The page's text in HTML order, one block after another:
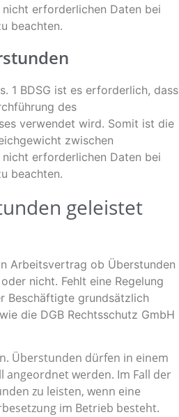
erforderlichen Daten bei
beachten.
1 BDSG ist es erforderlich, dass
des
verwendet wird. Somit ist die
zwischen
erforderlichen Daten bei
beachten.
geleistet
Arbeitsvertrag ob Überstunden
nicht. Fehlt eine Regelung
Beschäftigte grundsätzlich
die DGB Rechtsschutz GmbH
Überstunden dürfen in einem
werden. Im Fall der
zu leisten, wenn eine
im Betrieb besteht.